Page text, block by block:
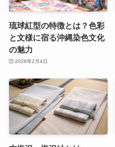
琉球紅型の特徴とは？色彩
と文様に宿る沖縄染色文化
の魅力
2026年2月4日